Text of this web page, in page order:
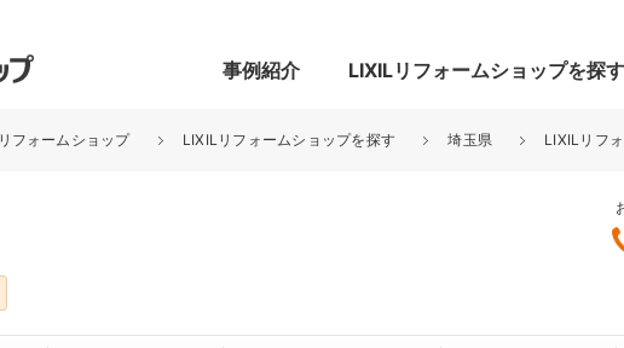
事例紹介
トイレ 玄関まわり 門ま
LIXILリフォームショップを探す
プについて
フォームショップ LIXILリフォームショップを探す 埼玉県 LIXILリフ